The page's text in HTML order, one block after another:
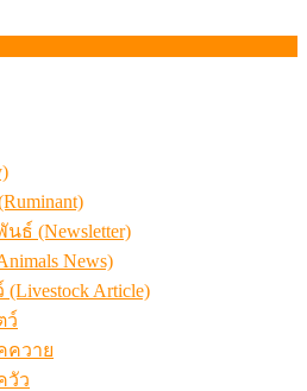
ธ์ (Newsletter)
News)
Article)
ว์
ควาย
วัว